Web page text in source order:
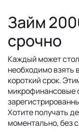
Займ
срочно
Каждый может
необходимо взять
короткий срок.
Хотите получать
моментально, без